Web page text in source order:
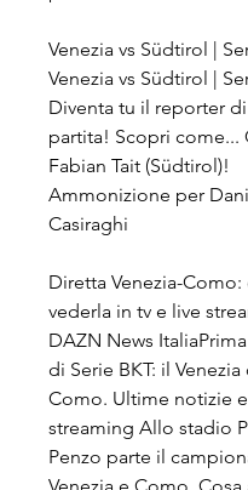
Venezia vs Südtirol |
Venezia vs Südtirol |
Diventa tu il reporter
partita! Scopri come...
Fabian Tait (Südtirol)!
Ammonizione per
Casiraghi
Diretta Venezia-Como:
vederla in tv e live
DAZN News
di Serie BKT: il
Como. Ultime notizie
streaming Allo stadio
Penzo parte il